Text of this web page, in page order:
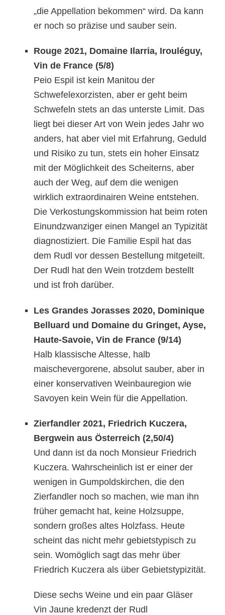
„die Appellation bekommen“ wird. Da kann
er noch so präzise und sauber sein.
Rouge 2021, Domaine Ilarria, Irouléguy,
Vin de France (5/8)
Peio Espil ist kein Manitou der
Schwefelexorzisten, aber er geht beim
Schwefeln stets an das unterste Limit. Das
liegt bei dieser Art von Wein jedes Jahr wo
anders, hat aber viel mit Erfahrung, Geduld
und Risiko zu tun, stetsein hoher Einsatz
mit derMöglichkeit des Scheiterns, aber
auch der Weg, auf dem die wenigen
wirklich extraordinairen Weine entstehen.
Die Verkostungskommission hat beim roten
Einundzwanziger einen Mangel an Typizität
diagnostiziert. Die Familie Espil hat das
dem Rudl vor dessen Bestellung mitgeteilt.
Der Rudl hat den Wein trotzdem bestellt
und ist froh darüber.
Les Grandes Jorasses 2020, Dominique
Belluard und Domaine du Gringet, Ayse,
Haute-Savoie, Vin de France (9/14)
Halb klassische Altesse, halb
maischevergorene, absolut sauber, aber in
einer konservativen Weinbauregion wie
Savoyen kein Wein für die Appellation.
Zierfandler 2021, Friedrich Kuczera,
Bergwein aus Österreich (2,50/4)
Und dann ist da noch Monsieur Friedrich
Kuczera. Wahrscheinlich ist er einer der
wenigen in Gumpoldskirchen, die den
Zierfandler noch so machen, wie man ihn
früher gemacht hat, keine Holzsuppe,
sondern großes altes Holzfass. Heute
scheint das nicht mehr gebietstypisch zu
sein. Womöglich sagt das mehr über
Friedrich Kuczera als über Gebietstypizität.
Diese sechs Weine und ein paar Gläser
Vin Jaune kredenzt der Rudl